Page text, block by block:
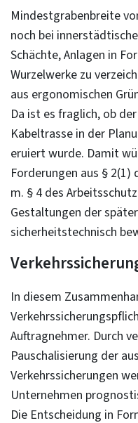
Mindestgrabenbreite
noch bei
Schächte, Anlagen in
Wurzelwerke zu
aus ergonomischen
Da ist es fraglich, ob
Kabeltrasse in der
eruiert wurde. Damit
Forderungen aus § 2(1)
m. § 4 des
Gestaltungen der
sicherheitstechnisch
In diesem
Auftragnehmer. Durch
Pauschalisierung der
Verkehrssicherungen
Unternehmen
Die Entscheidung in